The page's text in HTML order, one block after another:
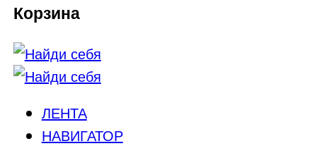
Корзина
ЛЕНТА
НАВИГАТОР